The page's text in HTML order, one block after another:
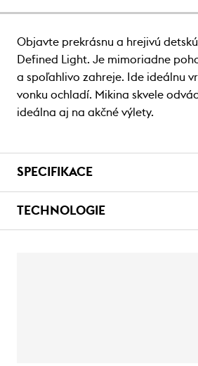
Objavte prekrásnu a hrejivú detskú
Defined Light. Je mimoriadne
a spoľahlivo zahreje. Ide ideálnu
vonku ochladí. Mikina skvele
ideálna aj na akčné výlety.
SPECIFIKACE
TECHNOLOGIE